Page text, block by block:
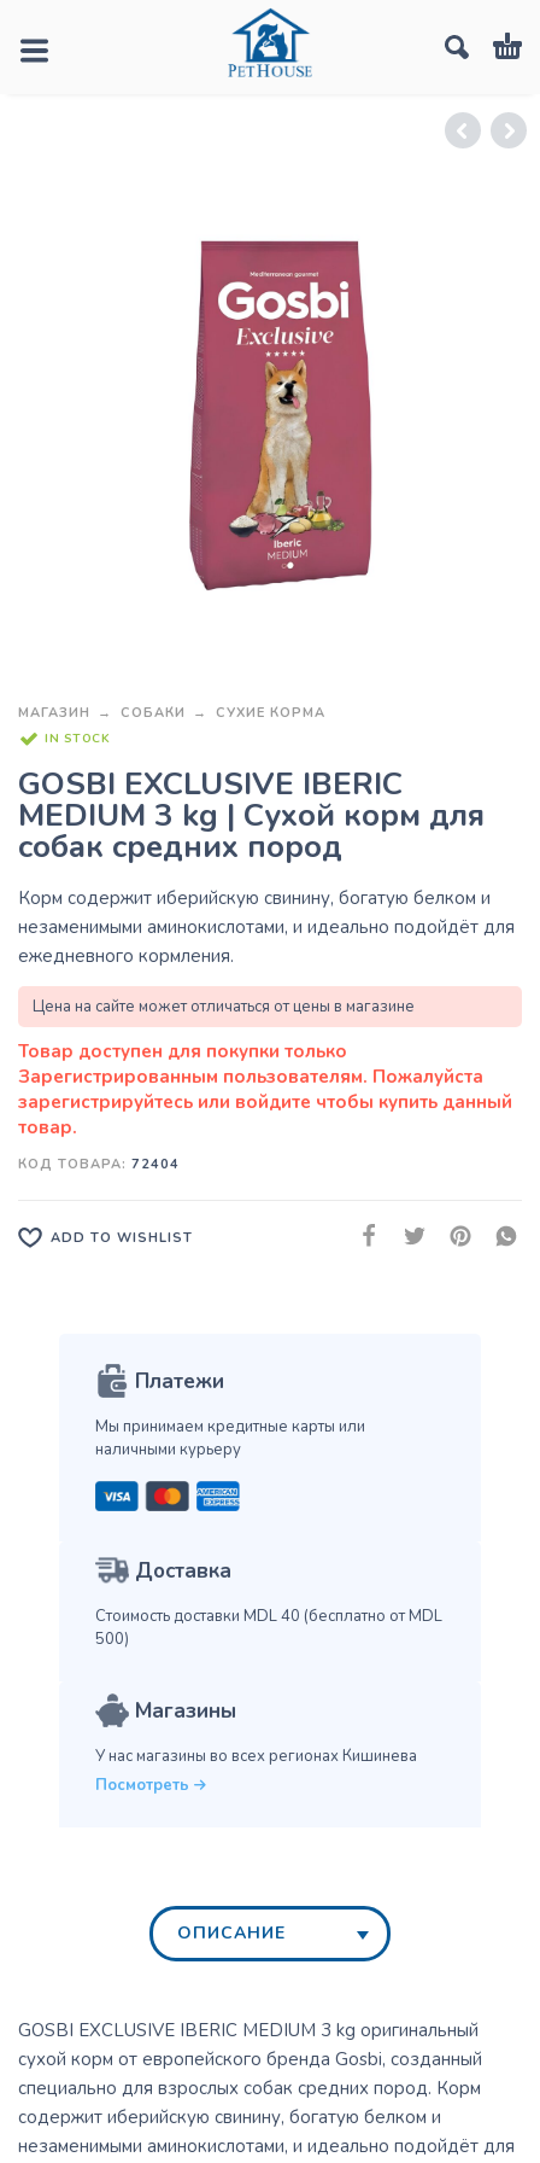
МАГАЗИН СОБАКИ СУХИЕ КОРМА
IN STOCK
GOSBI EXCLUSIVE IBERIC
MEDIUM 3 kg | Сухой корм для
собак средних пород
Корм содержит иберийскую свинину, богатую белком и
незаменимыми аминокислотами, и идеально подойдёт для
ежедневного кормления.
Цена на сайте может отличаться от цены в магазине
КОД ТОВАРА: 72404
ADD TO WISHLIST
Платежи
Мы принимаем кредитные карты или
наличными курьеру
Доставка
Стоимость доставки MDL 40 (бесплатно от MDL
500)
Магазины
У нас магазины во всех регионах Кишинева
Посмотреть
ОПИСАНИЕ
GOSBI EXCLUSIVE IBERIC MEDIUM 3 kg оригинальный
сухой корм от европейского бренда Gosbi, созданный
специально для взрослых собак средних пород. Корм
содержит иберийскую свинину, богатую белком и
незаменимыми аминокислотами, и идеально подойдёт для